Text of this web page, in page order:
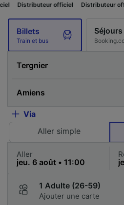
officiel Distributeur officiel
Billets
Train et bus
Séjours
Via
Aller simple
Aller
1 Adulte (26-59)
Ajouter une carte